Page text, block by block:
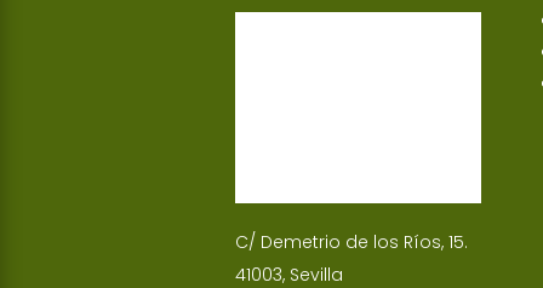
C/ Demetrio de los Ríos, 15.
41003, Sevilla